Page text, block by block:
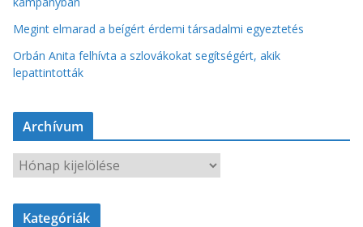
Megint elmarad a beígért érdemi társadalmi egyeztetés
Orbán Anita felhívta a szlovákokat segítségért, akik
lepattintották
Archívum
r
c
Kategóriák